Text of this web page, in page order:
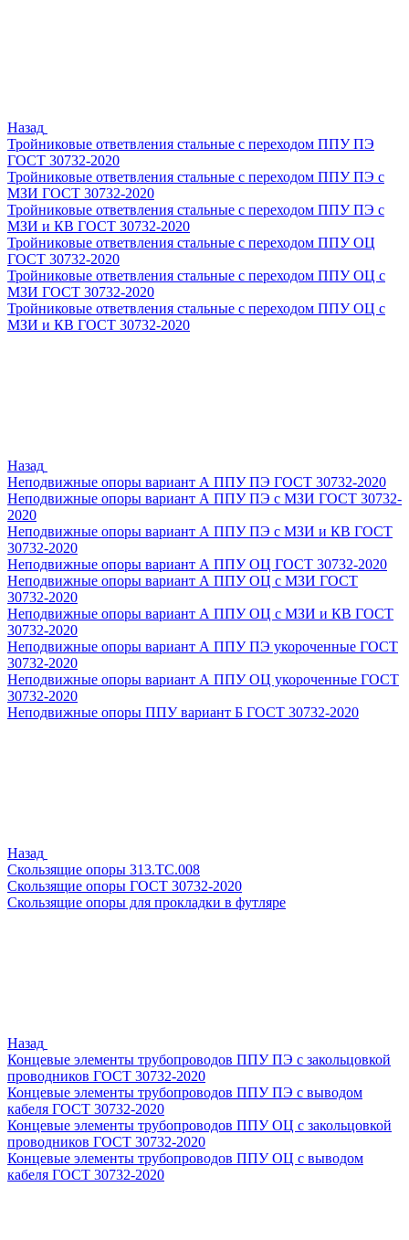
Назад
Тройниковые ответвления стальные с переходом ППУ ПЭ
ГОСТ 30732-2020
Тройниковые ответвления стальные с переходом ППУ ПЭ с
МЗИ ГОСТ 30732-2020
Тройниковые ответвления стальные с переходом ППУ ПЭ с
МЗИ и КВ ГОСТ 30732-2020
Тройниковые ответвления стальные с переходом ППУ ОЦ
ГОСТ 30732-2020
Тройниковые ответвления стальные с переходом ППУ ОЦ с
МЗИ ГОСТ 30732-2020
Тройниковые ответвления стальные с переходом ППУ ОЦ с
МЗИ и КВ ГОСТ 30732-2020
Назад
Неподвижные опоры вариант А ППУ ПЭ ГОСТ 30732-2020
Неподвижные опоры вариант А ППУ ПЭ с МЗИ ГОСТ 30732-
2020
Неподвижные опоры вариант А ППУ ПЭ с МЗИ и КВ ГОСТ
30732-2020
Неподвижные опоры вариант А ППУ ОЦ ГОСТ 30732-2020
Неподвижные опоры вариант А ППУ ОЦ с МЗИ ГОСТ
30732-2020
Неподвижные опоры вариант А ППУ ОЦ с МЗИ и КВ ГОСТ
30732-2020
Неподвижные опоры вариант А ППУ ПЭ укороченные ГОСТ
30732-2020
Неподвижные опоры вариант А ППУ ОЦ укороченные ГОСТ
30732-2020
Неподвижные опоры ППУ вариант Б ГОСТ 30732-2020
Назад
Скользящие опоры 313.ТС.008
Скользящие опоры ГОСТ 30732-2020
Скользящие опоры для прокладки в футляре
Назад
Концевые элементы трубопроводов ППУ ПЭ с закольцовкой
проводников ГОСТ 30732-2020
Концевые элементы трубопроводов ППУ ПЭ с выводом
кабеля ГОСТ 30732-2020
Концевые элементы трубопроводов ППУ ОЦ с закольцовкой
проводников ГОСТ 30732-2020
Концевые элементы трубопроводов ППУ ОЦ с выводом
кабеля ГОСТ 30732-2020